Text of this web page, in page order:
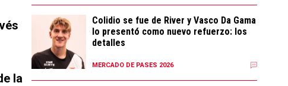
la
Colidio se fue de River y Vasco Da Gama
lo presentó como nuevo refuerzo: los
detalles
MERCADO DE PASES 2026